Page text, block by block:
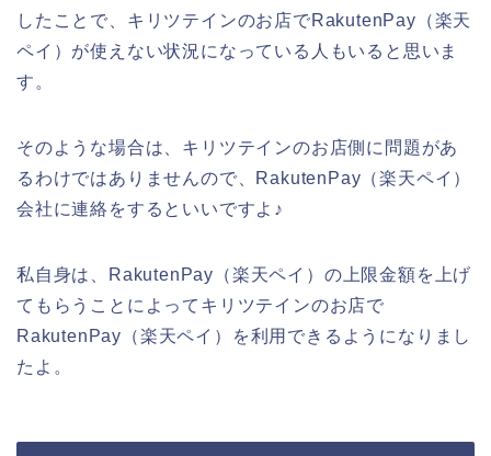
したことで、キリツテインのお店でRakutenPay（楽天
ペイ）が使えない状況になっている人もいると思いま
す。
そのような場合は、キリツテインのお店側に問題があ
るわけではありませんので、RakutenPay（楽天ペイ）
会社に連絡をするといいですよ♪
私自身は、RakutenPay（楽天ペイ）の上限金額を上げ
てもらうことによってキリツテインのお店で
RakutenPay（楽天ペイ）を利用できるようになりまし
たよ。